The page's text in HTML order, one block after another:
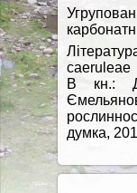
caeruleae
В кн.:
думка,